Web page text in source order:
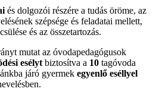
és dolgozói részére a tudás öröme, az
szépsége és feladatai mellett,
és az összetartozás.
mutat az óvodapedagógusok
esélyt biztosítva a 10 tagóvoda
járó gyermek egyenlő eséllyel